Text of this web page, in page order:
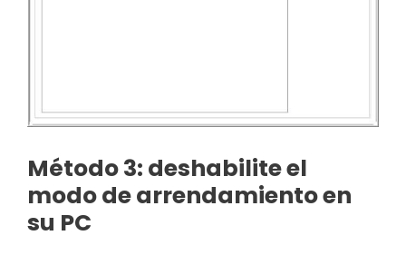
Método 3: deshabilite el
modo de arrendamiento en
su PC